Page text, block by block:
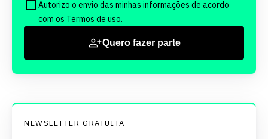
Autorizo o envio das minhas informações de acordo
com os Termos de uso.
Quero fazer parte
NEWSLETTER GRATUITA